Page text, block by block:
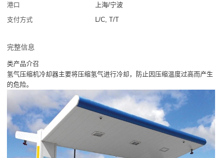
港口
上海/宁波
支付方式
L/C, T/T
完整信息
类产品介召
氢气压缩机冷却器主要将压缩氢气进行冷却，防止因压缩温度过高而产生
的危险。